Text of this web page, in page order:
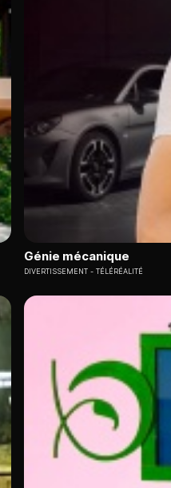
Génie mécanique
DIVERTISSEMENT TÉLÉRÉALITÉ